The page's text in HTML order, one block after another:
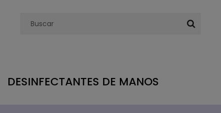
DESINFECTANTES DE MANOS